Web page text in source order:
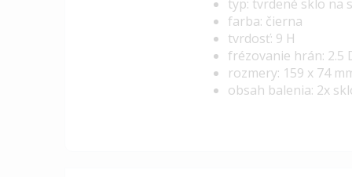
typ: tvrdené sklo na
farba: čierna
tvrdosť: 9 H
frézovanie hrán: 2.5
rozmery: 159 x 74
obsah balenia: 2x